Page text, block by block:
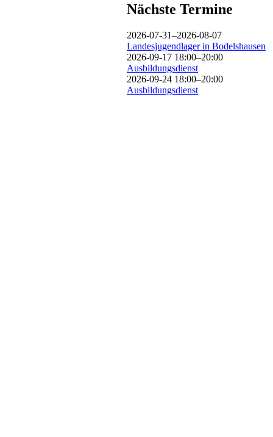
Nächste Termine
2026-07-31–2026-08-07
Landesjugendlager in Bodelshausen
2026-09-17 18:00–20:00
Ausbildungsdienst
2026-09-24 18:00–20:00
Ausbildungsdienst